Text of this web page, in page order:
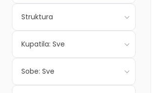
Struktura
Kupatila: Sve
Sobe: Sve